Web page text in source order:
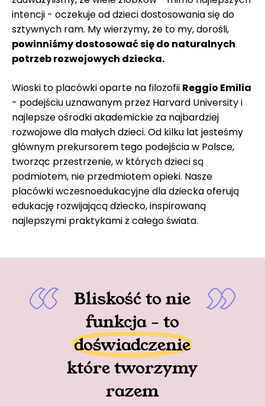
intencji - oczekuje od dzieci dostosowania się do
sztywnych ram. My wierzymy, że to my, dorośli,
powinniśmy dostosować się do naturalnych
potrzeb rozwojowych dziecka.
Wioski to placówki oparte na filozofii Reggio Emilia
- podejściu uznawanym przez Harvard University i
najlepsze ośrodki akademickie za najbardziej
rozwojowe dla małych dzieci. Od kilku lat jesteśmy
głównym prekursorem tego podejścia w Polsce,
tworząc przestrzenie, w których dzieci są
podmiotem, nie przedmiotem opieki. Nasze
placówki wczesnoedukacyjne dla dziecka oferują
edukację rozwijającą dziecko, inspirowaną
najlepszymi praktykami z całego świata.
Bliskość to nie
funkcja - to
doświadczenie
które tworzymy
razem